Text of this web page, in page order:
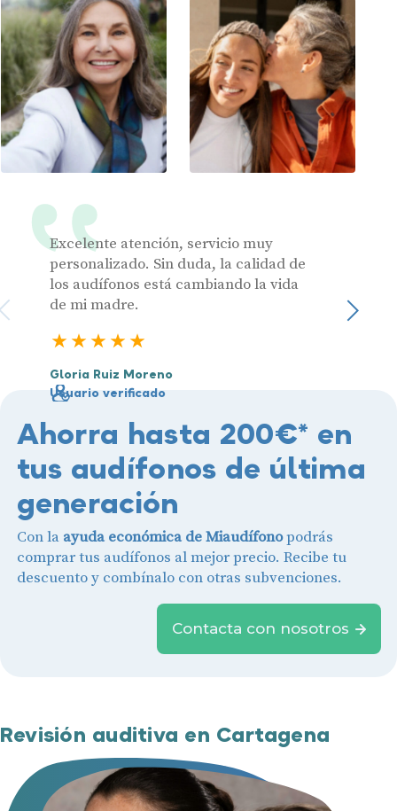
Excelente atención, servicio muy
personalizado. Sin duda, la calidad de
los audífonos está cambiando la vida
de mi madre.
Gloria Ruiz Moreno
Usuario verificado
Julia
Ahorra hasta 200€* en
tus audífonos de última
generación
Con la ayuda económica de Miaudífonopodrás
comprar tus audífonos al mejor precio. Recibe tu
descuento y combínalo con otras subvenciones.
Contacta con nosotros
Revisión auditiva en Cartagena